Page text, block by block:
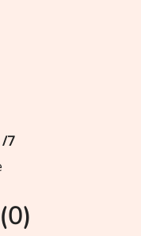
/7